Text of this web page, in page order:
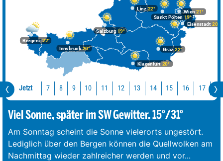
Bregenz22°
Graz22°
Innsbruck20°
Klagenfurt 20°
Linz22°
Salzburg19°
Wien 21°
Eisenstadt 20°
Sankt Pölten 19°
Jetzt 7 8 9 10 11 12 13 14 15 16 17 18
Viel Sonne, später im SW Gewitter. 15°/31°
Am Sonntag scheint die Sonne vielerorts ungestört.
Lediglich über den Bergen können die Quellwolken am
Nachmittag wieder zahlreicher werden und vor...